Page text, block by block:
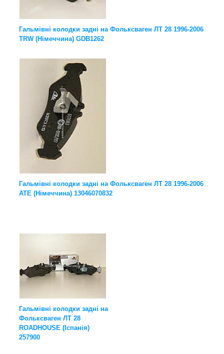
Гальмівні колодки задні на Фольксваген ЛТ 28 1996-2006
TRW (Німеччина) GDB1262
Гальмівні колодки задні на Фольксваген ЛТ 28 1996-2006
ATE (Німеччина) 13046070832
Гальмівні колодки задні на
Фольксваген ЛТ 28
ROADHOUSE (Іспанія)
257900